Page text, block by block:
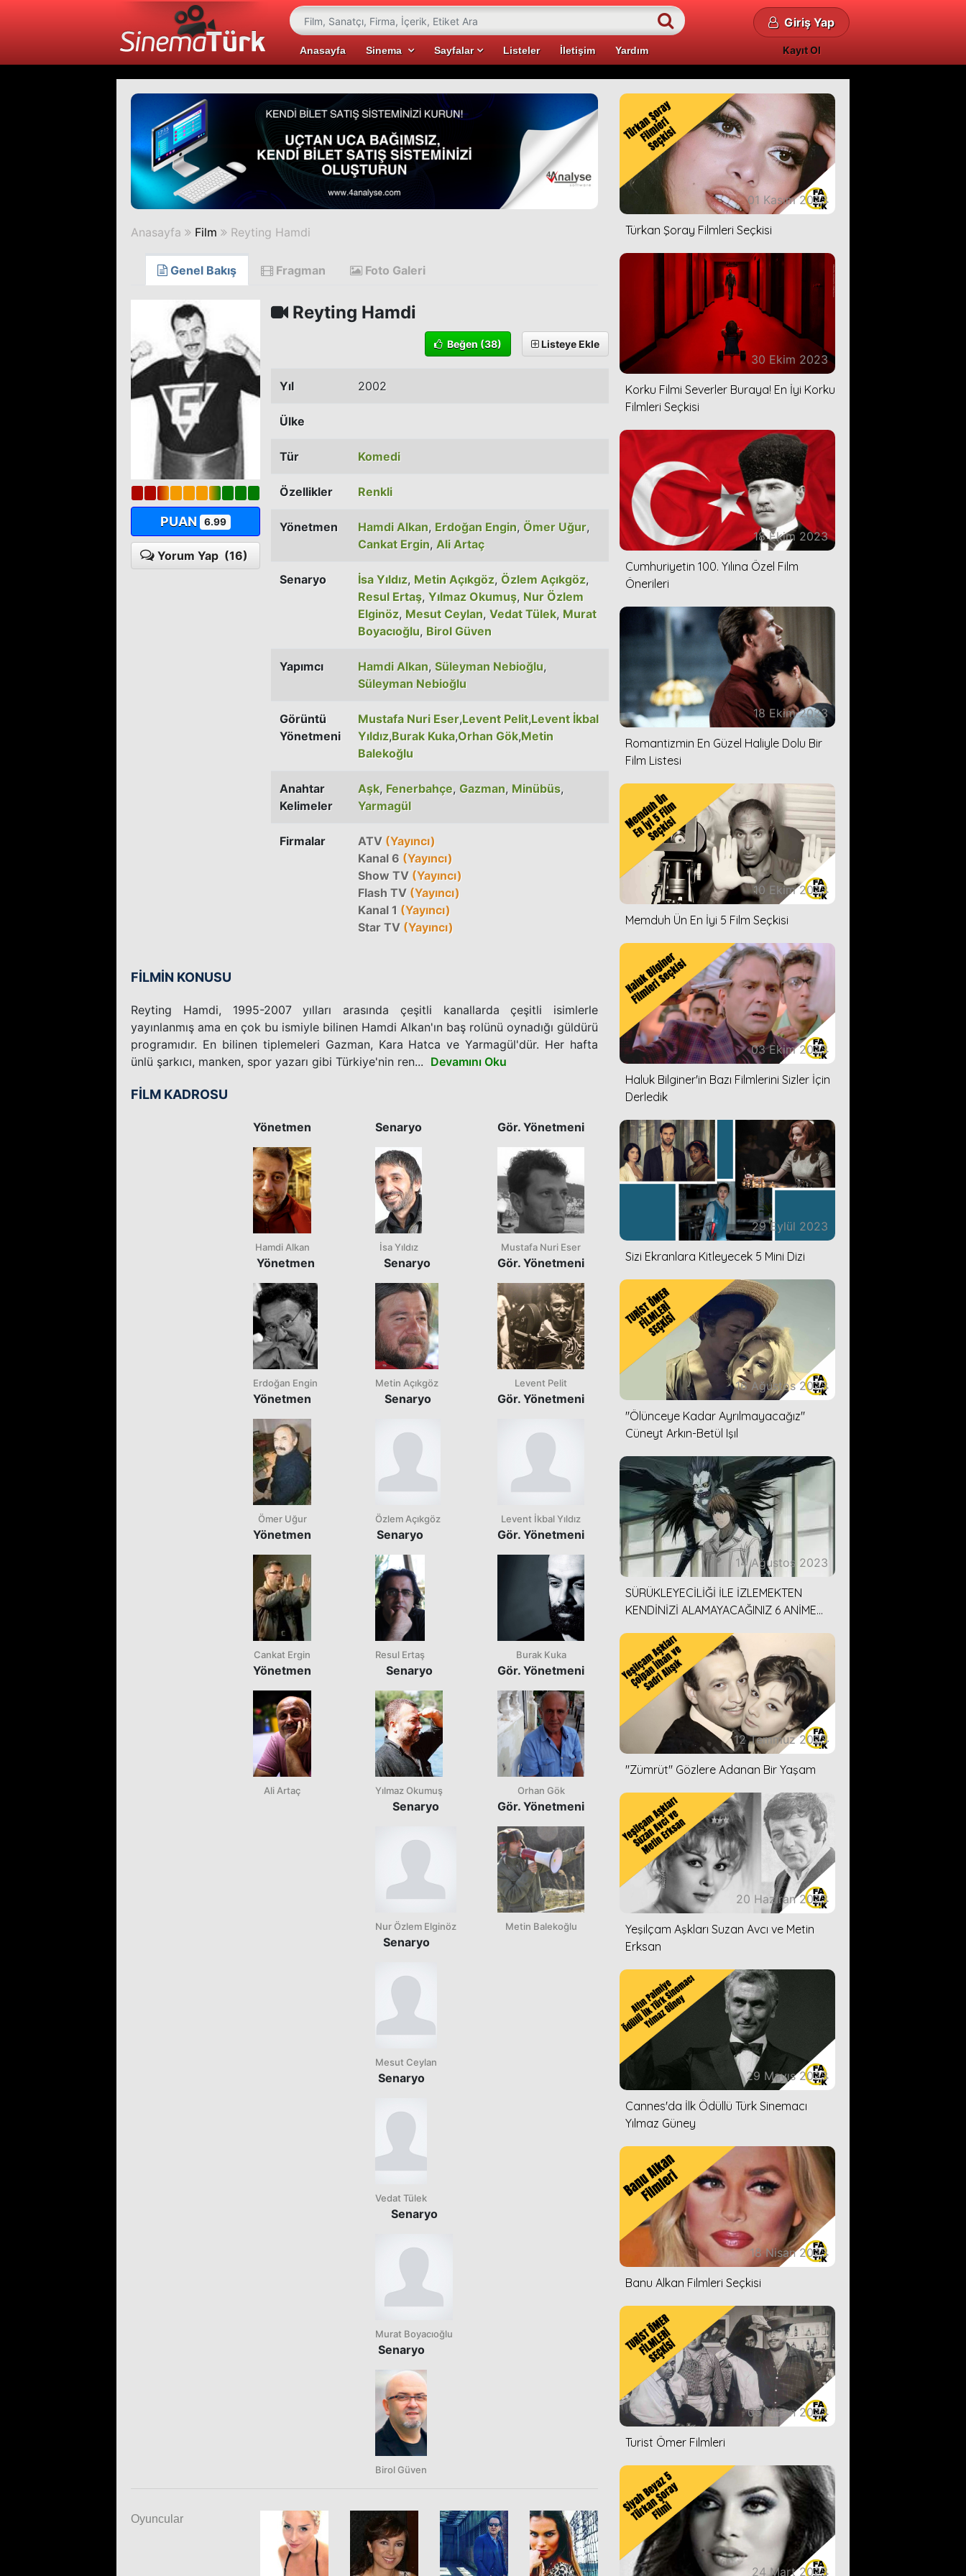
Anasayfa Sinema Sayfalar Listeler İletişim Yardım
Giriş Yap
Kayıt Ol
Anasayfa Film Reyting Hamdi
Genel Bakış Fragman Foto Galeri
PUAN 6.99
Yorum Yap (16)
Reyting Hamdi
Beğen (38) Listeye Ekle
Yıl 2002
Ülke
Tür Komedi
Özellikler Renkli
Yönetmen Hamdi Alkan, Erdoğan Engin, Ömer Uğur,
Cankat Ergin, Ali Artaç
Senaryo İsa Yıldız, Metin Açıkgöz, Özlem Açıkgöz,
Resul Ertaş, Yılmaz Okumuş, Nur Özlem
Elginöz, Mesut Ceylan, Vedat Tülek, Murat
Boyacıoğlu, Birol Güven
Yapımcı Hamdi Alkan, Süleyman Nebioğlu,
Süleyman Nebioğlu
Görüntü
Yönetmeni
Mustafa Nuri Eser,Levent Pelit,Levent İkbal
Yıldız,Burak Kuka,Orhan Gök,Metin
Balekoğlu
Anahtar
Kelimeler
Aşk, Fenerbahçe, Gazman, Minübüs,
Yarmagül
Firmalar ATV (Yayıncı)
Kanal 6 (Yayıncı)
Show TV (Yayıncı)
Flash TV (Yayıncı)
Kanal 1 (Yayıncı)
Star TV (Yayıncı)
FİLMİN KONUSU
Reyting Hamdi, 1995-2007 yılları arasında çeşitli kanallarda çeşitli isimlerle
yayınlanmış ama en çok bu ismiyle bilinen Hamdi Alkan'ın baş rolünü oynadığı güldürü
programıdır. En bilinen tiplemeleri Gazman, Kara Hatca ve Yarmagül'dür. Her hafta
ünlü şarkıcı, manken, spor yazarı gibi Türkiye'nin ren... Devamını Oku
FİLM KADROSU
Yönetmen
Hamdi Alkan
Yönetmen
Erdoğan Engin
Yönetmen
Ömer Uğur
Yönetmen
Cankat Ergin
Yönetmen
Ali Artaç
Senaryo
İsa Yıldız
Senaryo
Metin Açıkgöz
Senaryo
Özlem Açıkgöz
Senaryo
Resul Ertaş
Senaryo
Yılmaz Okumuş
Senaryo
Nur Özlem Elginöz
Senaryo
Mesut Ceylan
Senaryo
Vedat Tülek
Senaryo
Murat Boyacıoğlu
Senaryo
Birol Güven
Gör. Yönetmeni
Mustafa Nuri Eser
Gör. Yönetmeni
Levent Pelit
Gör. Yönetmeni
Levent İkbal Yıldız
Gör. Yönetmeni
Burak Kuka
Gör. Yönetmeni
Orhan Gök
Gör. Yönetmeni
Metin Balekoğlu
Oyuncular
01 Kasım 2023
Türkan Şoray Filmleri Seçkisi
30 Ekim 2023
Korku Filmi Severler Buraya! En İyi Korku
Filmleri Seçkisi
18 Ekim 2023
Cumhuriyetin 100. Yılına Özel Film
Önerileri
18 Ekim 2023
Romantizmin En Güzel Haliyle Dolu Bir
Film Listesi
10 Ekim 2023
Memduh Ün En İyi 5 Film Seçkisi
03 Ekim 2023
Haluk Bilginer'in Bazı Filmlerini Sizler İçin
Derledik
29 Eylül 2023
Sizi Ekranlara Kitleyecek 5 Mini Dizi
16 Ağustos 2023
''Ölünceye Kadar Ayrılmayacağız''
Cüneyt Arkın-Betül Işıl
14 Ağustos 2023
SÜRÜKLEYECİLİĞİ İLE İZLEMEKTEN
KENDİNİZİ ALAMAYACAĞINIZ 6 ANİME
12 Temmuz 2023
''Zümrüt'' Gözlere Adanan Bir Yaşam
20 Haziran 2023
Yeşilçam Aşkları Suzan Avcı ve Metin
Erksan
29 Mayıs 2023
Cannes'da İlk Ödüllü Türk Sinemacı
Yılmaz Güney
18 Nisan 2023
Banu Alkan Filmleri Seçkisi
05 Nisan 2023
Turist Ömer Filmleri
24 Mart 2023